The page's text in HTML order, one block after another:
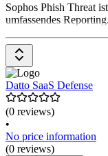
Sophos Phish Threat
umfassendes
Datto SaaS Defense
(0 reviews)
•
No price information
(0 reviews)